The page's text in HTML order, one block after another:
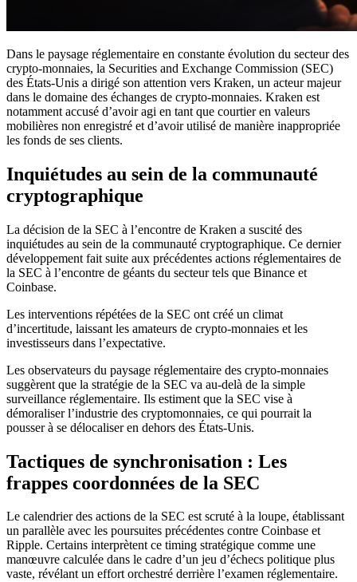
Dans le paysage réglementaire en constante évolution du secteur des
crypto-monnaies, la Securities and Exchange Commission (SEC)
des États-Unis a dirigé son attention vers Kraken, un acteur majeur
dans le domaine des échanges de crypto-monnaies. Kraken est
notamment accusé d’avoir agi en tant que courtier en valeurs
mobilières non enregistré et d’avoir utilisé de manière inappropriée
les fonds de ses clients.
Inquiétudes au sein de la communauté
cryptographique
La décision de la SEC à l’encontre de Kraken a suscité des
inquiétudes au sein de la communauté cryptographique. Ce dernier
développement fait suite aux précédentes actions réglementaires de
la SEC à l’encontre de géants du secteur tels que Binance et
Coinbase.
Les interventions répétées de la SEC ont créé un climat
d’incertitude, laissant les amateurs de crypto-monnaies et les
investisseurs dans l’expectative.
Les observateurs du paysage réglementaire des crypto-monnaies
suggèrent que la stratégie de la SEC va au-delà de la simple
surveillance réglementaire. Ils estiment que la SEC vise à
démoraliser l’industrie des cryptomonnaies, ce qui pourrait la
pousser à se délocaliser en dehors des États-Unis.
Tactiques de synchronisation : Les
frappes coordonnées de la SEC
Le calendrier des actions de la SEC est scruté à la loupe, établissant
un parallèle avec les poursuites précédentes contre Coinbase et
Ripple. Certains interprètent ce timing stratégique comme une
manœuvre calculée dans le cadre d’un jeu d’échecs politique plus
vaste, révélant un effort orchestré derrière l’examen réglementaire.